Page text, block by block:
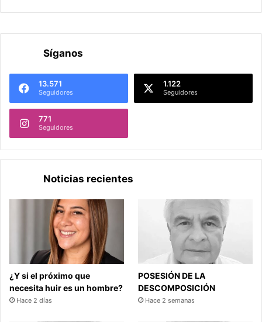
Síganos
13.571
Seguidores
1.122
Seguidores
771
Seguidores
Noticias recientes
¿Y si el próximo que
necesita huir es un hombre?
Hace 2 días
POSESIÓN DE LA
DESCOMPOSICIÓN
Hace 2 semanas